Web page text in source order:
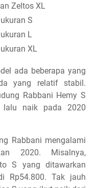
Zeltos XL
S
L
XL
ada beberapa yang
yang relatif stabil.
Rabbani Hemy S
lalu naik pada 2020
Rabbani mengalami
2020. Misalnya,
S yang ditawarkan
Rp54.800. Tak jauh